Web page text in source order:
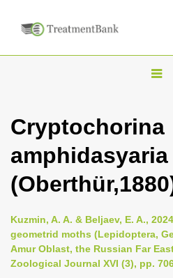
T
g
l
n
v
i
g
Cryptochorina
amphidasyaria
Kuzmin, A. A. & Beljaev, E. A.,
geometrid moths (Lepidoptera,
Amur Oblast, the Russian Far
Zoological Journal XVI (3), pp.